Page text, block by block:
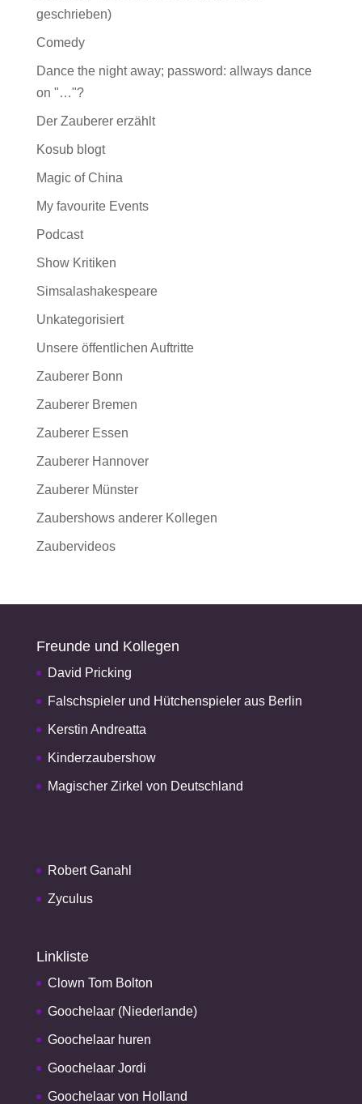
geschrieben)
Comedy
Dance the night away; password: allways dance
on "…"?
Der Zauberer erzählt
Kosub blogt
Magic of China
My favourite Events
Podcast
Show Kritiken
Simsalashakespeare
Unkategorisiert
Unsere öffentlichen Auftritte
Zauberer Bonn
Zauberer Bremen
Zauberer Essen
Zauberer Hannover
Zauberer Münster
Zaubershows anderer Kollegen
Zaubervideos
Freunde und Kollegen
David Pricking
Falschspieler und Hütchenspieler aus Berlin
Kerstin Andreatta
Kinderzaubershow
Magischer Zirkel von Deutschland
Robert Ganahl
Zyculus
Linkliste
Clown Tom Bolton
Goochelaar (Niederlande)
Goochelaar huren
Goochelaar Jordi
Goochelaar von Holland